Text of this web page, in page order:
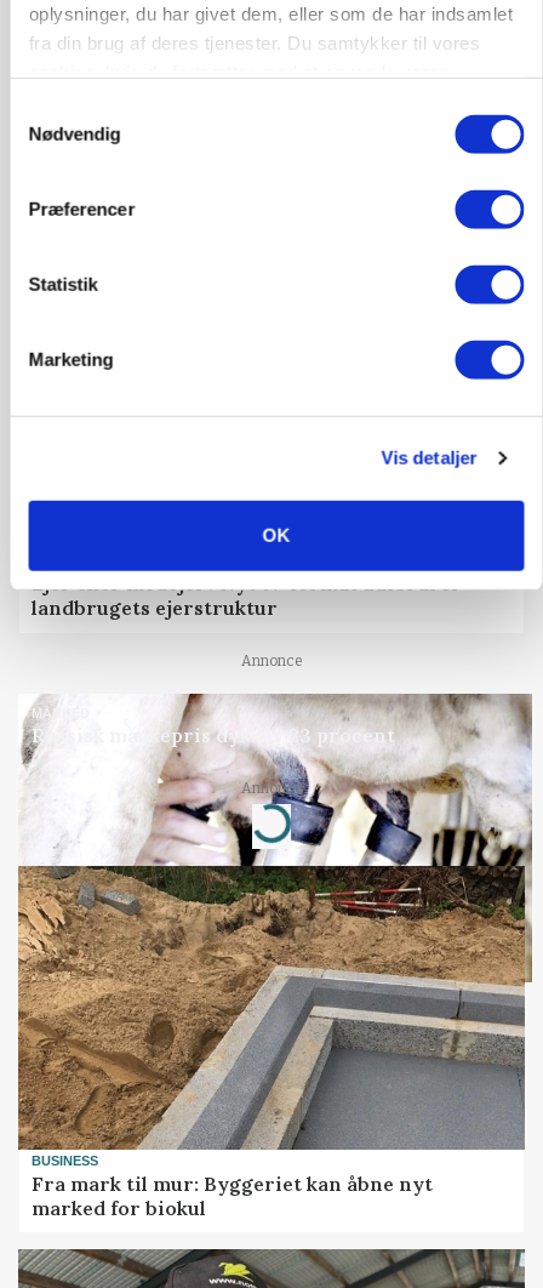
oplysninger, du har givet dem, eller som de har indsamlet
fra din brug af deres tjenester. Du samtykker til vores
Nødvendig
Præferencer
Statistik
Marketing
Vis detaljer
OK
CAP-I-DANMARK
Ejer eller medejer? Nyt tv-format udfordrer
landbrugets ejerstruktur
Annonce
MARKED
Russisk mælkepris dykker 23 procent
Annonce
Loading...
BUSINESS
Fra mark til mur: Byggeriet kan åbne nyt
marked for biokul